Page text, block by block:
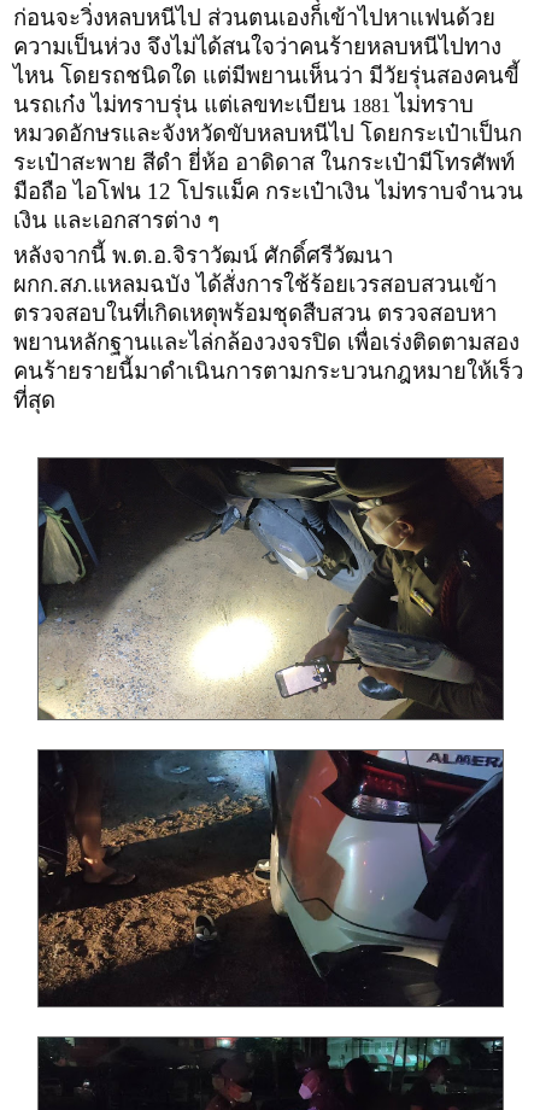
ก่อนจะวิ่งหลบหนีไป ส่วนตนเองก็เข้าไปหาแฟนด้วย
ความเป็นห่วง จึงไม่ได้สนใจว่าคนร้ายหลบหนีไปทาง
ไหน โดยรถชนิดใด แต่มีพยานเห็นว่า มีวัยรุ่นสองคนขี้
นรถเก๋ง ไม่ทราบรุ่น แต่เลขทะเบียน 1881 ไม่ทราบ
หมวดอักษรและจังหวัดขับหลบหนีไป โดยกระเป๋าเป็นก
ระเป๋าสะพาย สีดำ ยี่ห้อ อาดิดาส ในกระเป๋ามีโทรศัพท์
มือถือ ไอโฟน 12 โปรแม็ค กระเป๋าเงิน ไม่ทราบจำนวน
เงิน และเอกสารต่าง ๆ
หลังจากนี้ พ.ต.อ.จิราวัฒน์ ศักดิ์ศรีวัฒนา
ผกก.สภ.แหลมฉบัง ได้สั่งการใช้ร้อยเวรสอบสวนเข้า
ตรวจสอบในที่เกิดเหตุพร้อมชุดสืบสวน ตรวจสอบหา
พยานหลักฐานและไล่กล้องวงจรปิด เพื่อเร่งติดตามสอง
คนร้ายรายนี้มาดำเนินการตามกระบวนกฎหมายให้เร็ว
ที่สุด